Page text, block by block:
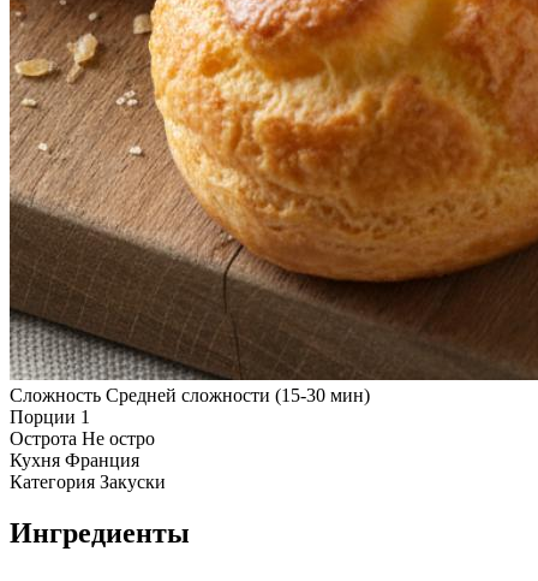
Сложность Средней сложности (15-30 мин)
Порции 1
Острота Не остро
Кухня Франция
Категория Закуски
Ингредиенты